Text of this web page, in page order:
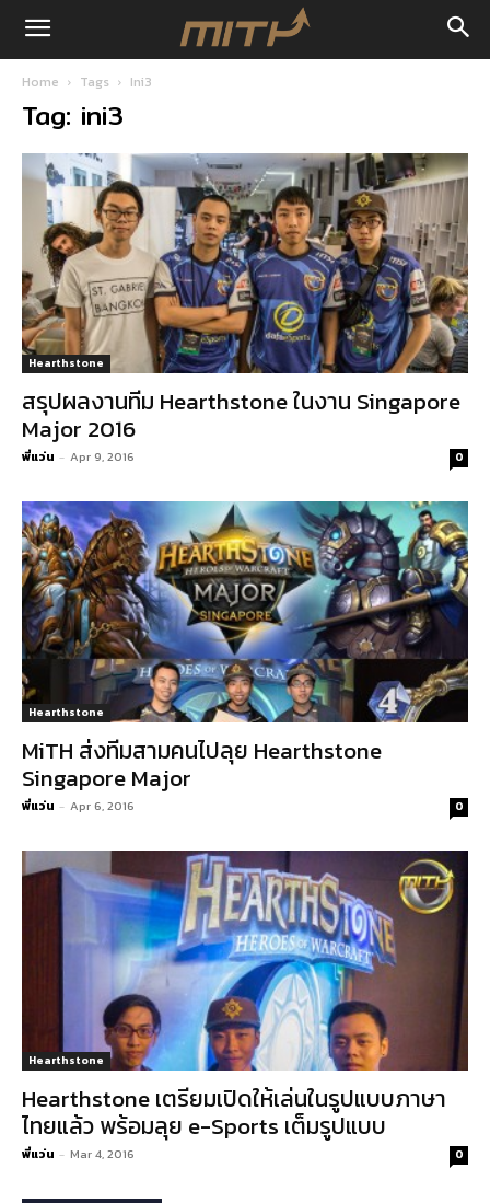
Home Tags Ini3
Tag: ini3
Hearthstone
สรุปผลงานทีม Hearthstone ในงาน Singapore
Major 2016
พี่แว่น - Apr 9, 2016 0
Hearthstone
MiTH ส่งทีมสามคนไปลุย Hearthstone
Singapore Major
พี่แว่น - Apr 6, 2016 0
Hearthstone
Hearthstone เตรียมเปิดให้เล่นในรูปแบบภาษา
ไทยแล้ว พร้อมลุย e-Sports เต็มรูปแบบ
พี่แว่น - Mar 4, 2016 0